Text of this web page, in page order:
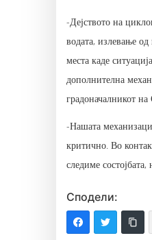
-Дејството на
водата, излевање
места каде
дополнителна
градоначалникот
-Нашата
критично. Во
следиме
Сподели: